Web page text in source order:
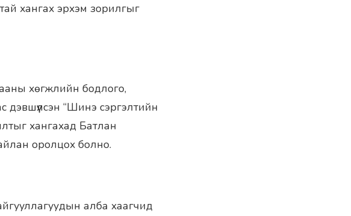
хангах эрхэм зорилгыг
хөгжлийн бодлого,
дэвшүүлсэн “Шинэ сэргэлтийн
хангахад Батлан
оролцох болно.
алба хаагчид